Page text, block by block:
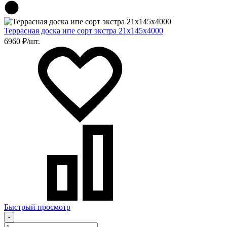
Террасная доска ипе сорт экстра 21х145х4000
6960 ₽/шт.
Быстрый просмотр
-